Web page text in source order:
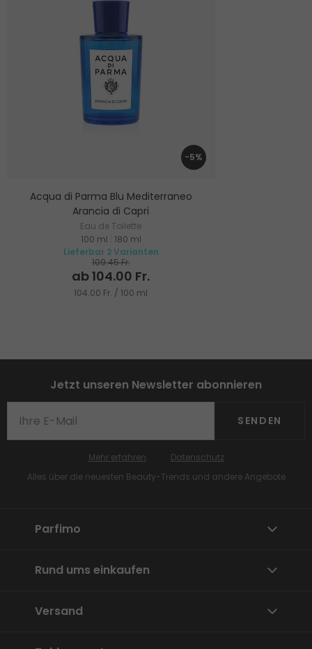
-5%
Acqua di Parma Blu Mediterraneo
Arancia di Capri
Eau de Toilette
100 ml
180 ml
Lieferbar 2 Varianten
109.45 Fr.
ab 104.00 Fr.
104.00 Fr. / 100 ml
Jetzt unseren Newsletter abonnieren
SENDEN
Alles über die neuesten Beauty-Trends und andere Angebote
Mehr erfahren Datenschutz
Parfimo
Rund ums einkaufen
Versand